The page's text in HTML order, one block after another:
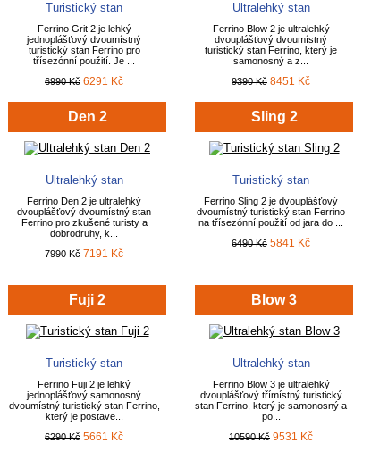
Turistický stan
Ferrino Grit 2 je lehký
jednoplášťový dvoumístný
turistický stan Ferrino pro
třísezónní použití. Je ...
6990 Kč 6291 Kč
Ultralehký stan
Ferrino Blow 2 je ultralehký
dvouplášťový dvoumístný
turistický stan Ferrino, který je
samonosný a z...
9390 Kč 8451 Kč
Den 2
Ultralehký stan
Ferrino Den 2 je ultralehký
dvouplášťový dvoumístný stan
Ferrino pro zkušené turisty a
dobrodruhy, k...
7990 Kč 7191 Kč
Sling 2
Turistický stan
Ferrino Sling 2 je dvouplášťový
dvoumístný turistický stan Ferrino
na třísezónní použití od jara do ...
6490 Kč 5841 Kč
Fuji 2
Turistický stan
Ferrino Fuji 2 je lehký
jednoplášťový samonosný
dvoumístný turistický stan Ferrino,
který je postave...
6290 Kč 5661 Kč
Blow 3
Ultralehký stan
Ferrino Blow 3 je ultralehký
dvouplášťový třímístný turistický
stan Ferrino, který je samonosný a
po...
10590 Kč 9531 Kč